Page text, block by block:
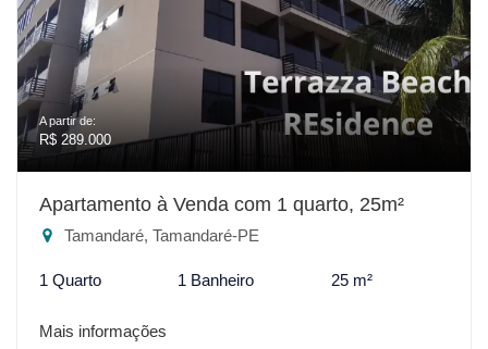
A partir de:
R$ 289.000
Apartamento à Venda com 1 quarto, 25m²
Tamandaré, Tamandaré-PE
1 Quarto 1 Banheiro 25 m²
Mais informações